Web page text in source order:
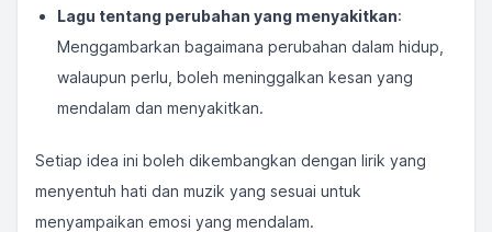
Lagu tentang perubahan yang menyakitkan:
Menggambarkan bagaimana perubahan dalam hidup,
walaupun perlu, boleh meninggalkan kesan yang
mendalam dan menyakitkan.
Setiap idea ini boleh dikembangkan dengan lirik yang
menyentuh hati dan muzik yang sesuai untuk
menyampaikan emosi yang mendalam.